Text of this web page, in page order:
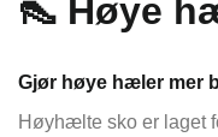
👠 Høye
Gjør høye hæler mer
Høyhælte sko er laget